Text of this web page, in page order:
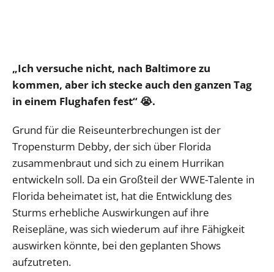
„Ich versuche nicht, nach Baltimore zu
kommen, aber ich stecke auch den ganzen Tag
in einem Flughafen fest“ 😭.
Grund für die Reiseunterbrechungen ist der
Tropensturm Debby, der sich über Florida
zusammenbraut und sich zu einem Hurrikan
entwickeln soll. Da ein Großteil der WWE-Talente in
Florida beheimatet ist, hat die Entwicklung des
Sturms erhebliche Auswirkungen auf ihre
Reisepläne, was sich wiederum auf ihre Fähigkeit
auswirken könnte, bei den geplanten Shows
aufzutreten.